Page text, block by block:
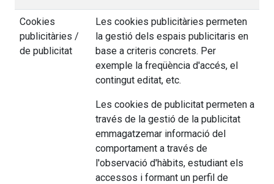
Cookies
publicitàries /
de publicitat
Les cookies publicitàries permeten
la gestió dels espais publicitaris en
base a criteris concrets. Per
exemple la freqüència d'accés, el
contingut editat, etc.
Les cookies de publicitat permeten a
través de la gestió de la publicitat
emmagatzemar informació del
comportament a través de
l'observació d'hàbits, estudiant els
accessos i formant un perfil de